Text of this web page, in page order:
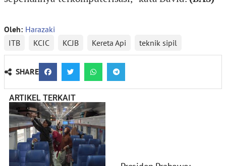
Oleh: Harazaki
ITB
KCIC KCJB Kereta Api teknik sipil
SHARE
ARTIKEL TERKAIT